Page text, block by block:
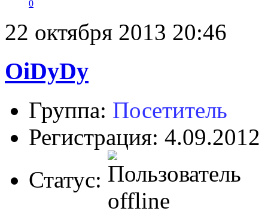
0
22 октября 2013 20:46
OiDyDy
Группа: Посетитель
Регистрация: 4.09.2012
Статус: